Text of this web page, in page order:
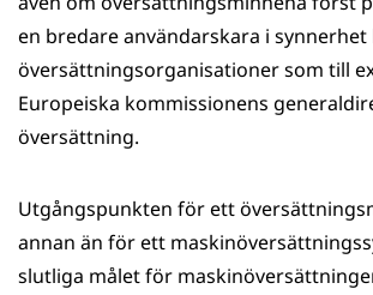
en bredare användarskara i
översättningsorganisationer som till
Europeiska kommissionens
översättning.
Utgångspunkten för ett
annan än för ett
slutliga målet för